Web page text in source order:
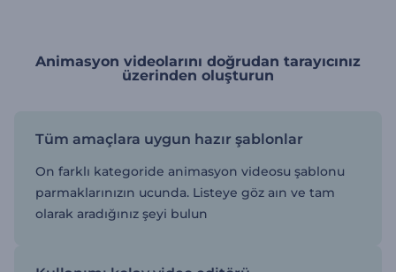
Animasyon videolarını doğrudan tarayıcınız
üzerinden oluşturun
Tüm amaçlara uygun hazır şablonlar
On farklı kategoride animasyon videosu şablonu
parmaklarınızın ucunda. Listeye göz aın ve tam
olarak aradığınız şeyi bulun